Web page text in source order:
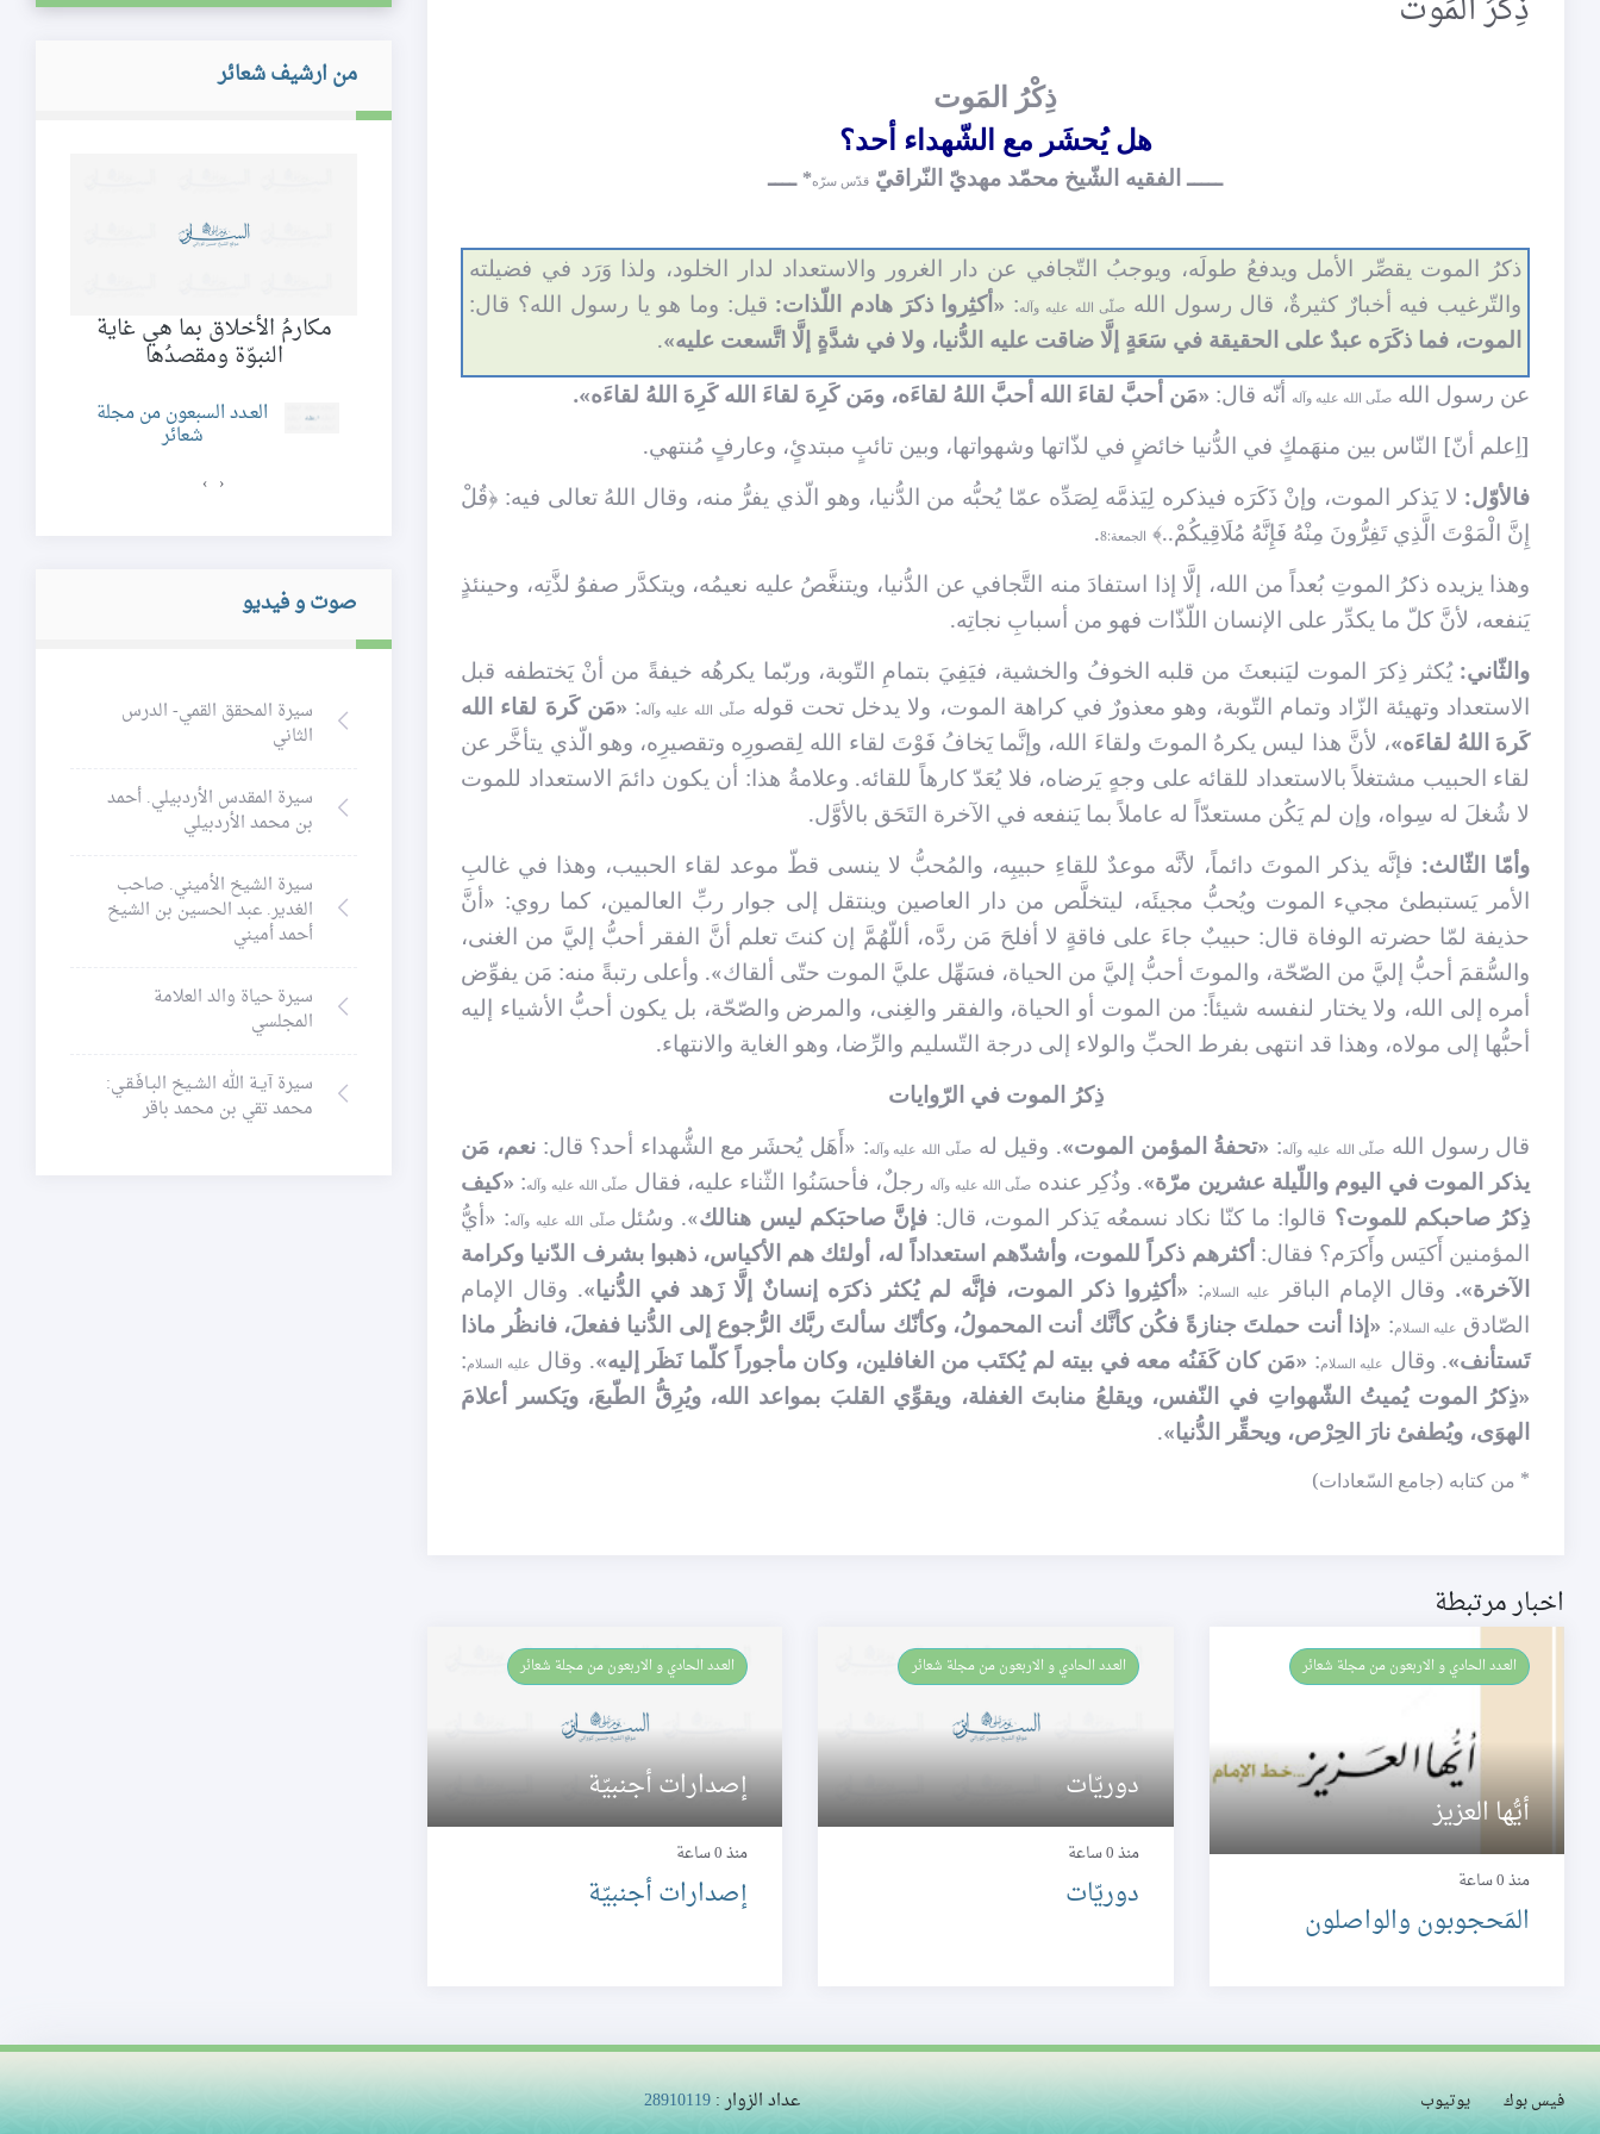
ذِكْرُ المَوت
هل يُحشَر مع الشّهداء أحد؟
ـــــ الفقيه الشّيخ محمّد مهديّ النّراقيّ قدّس سرّه* ــــ
ذكرُ الموت يقصِّر الأمل ويدفعُ طولَه، ويوجبُ التّجافي عن دار الغرور والاستعداد لدار الخلود، ولذا وَرَد في فضيلته
والتّرغيب فيه أخبارٌ كثيرةٌ، قال رسول الله صلّى الله عليه وآله: «أكثِروا ذكرَ هادم اللّذات: قيل: وما هو يا رسول الله؟ قال:
الموت، فما ذكَرَه عبدٌ على الحقيقة في سَعَةٍ إلَّا ضاقت عليه الدُّنيا، ولا في شدَّةٍ إلَّا اتَّسعت عليه».
عن رسول الله صلّى الله عليه وآله أنّه قال: «مَن أحبَّ لقاءَ الله أحبَّ اللهُ لقاءَه، ومَن كَرِهَ لقاءَ الله كَرِهَ اللهُ لقاءَه».
[اِعلم أنّ] النّاس بين منهَمكٍ في الدُّنيا خائضٍ في لذّاتها وشهواتها، وبين تائبٍ مبتدئٍ، وعارفٍ مُنتهي.
فالأوّل: لا يَذكر الموت، وإنْ ذَكَرَه فيذكره لِيَذمَّه لِصَدِّه عمّا يُحبُّه من الدُّنيا، وهو الّذي يفرُّ منه، وقال اللهُ تعالى فيه: ﴿قُلْ
إِنَّ الْمَوْتَ الَّذِي تَفِرُّونَ مِنْهُ فَإِنَّهُ مُلَاقِيكُمْ..﴾ الجمعة:8 .
وهذا يزيده ذكرُ الموتِ بُعداً من الله، إلَّا إذا استفادَ منه التَّجافي عن الدُّنيا، ويتنغَّصُ عليه نعيمُه، ويتكدَّر صفوُ لذَّتِه، وحينئذٍ
يَنفعه، لأنَّ كلّ ما يكدِّر على الإنسان اللّذّات فهو من أسبابِ نجاتِه.
والثّاني: يُكثر ذِكرَ الموت ليَنبعثَ من قلبه الخوفُ والخشية، فيَفِيَ بتمامِ التّوبة، وربّما يكرهُه خيفةً من أنْ يَختطفه قبل
الاستعداد وتهيئة الزّاد وتمام التّوبة، وهو معذورٌ في كراهة الموت، ولا يدخل تحت قولهصلّى الله عليه وآله: «مَن كَرهَ لقاء الله
كَرهَ اللهُ لقاءَه»، لأنَّ هذا ليس يكرهُ الموتَ ولقاءَ الله، وإنَّما يَخافُ فَوْتَ لقاء الله لِقصورِه وتقصيرِه، وهو الّذي يتأخَّر عن
لقاء الحبيب مشتغلاً بالاستعداد للقائه على وجهٍ يَرضاه، فلا يُعَدّ كارهاً للقائه. وعلامةُ هذا: أن يكون دائمَ الاستعداد للموت
لا شُغلَ له سِواه، وإن لم يَكُن مستعدّاً له عاملاً بما يَنفعه في الآخرة التَحَق بالأوَّل.
وأمّا الثّالث: فإنَّه يذكر الموتَ دائماً، لأنَّه موعدٌ للقاءِ حبيبِه، والمُحبُّ لا ينسى قطّ موعد لقاء الحبيب، وهذا في غالبِ
الأمر يَستبطئ مجيء الموت ويُحبُّ مجيئَه، ليتخلَّص من دار العاصين وينتقل إلى جوار ربِّ العالمين، كما روي: «أنَّ
حذيفة لمّا حضرته الوفاة قال: حبيبٌ جاءَ على فاقةٍ لا أفلحَ مَن ردَّه، أللّهُمَّ إن كنتَ تعلم أنَّ الفقر أحبُّ إليَّ من الغنى،
والسُّقمَ أحبُّ إليَّ من الصّحّة، والموتَ أحبُّ إليَّ من الحياة، فسَهِّل عليَّ الموت حتّى ألقاك». وأعلى رتبةً منه: مَن يفوِّض
أمره إلى الله، ولا يختار لنفسه شيئاً: من الموت أو الحياة، والفقر والغِنى، والمرض والصّحّة، بل يكون أحبُّ الأشياء إليه
أحبُّها إلى مولاه، وهذا قد انتهى بفرط الحبِّ والولاء إلى درجة التّسليم والرِّضا، وهو الغاية والانتهاء.
ذِكرُ الموت في الرّوايات
قال رسول الله صلّى الله عليه وآله: «تحفةُ المؤمن الموت». وقيل لهصلّى الله عليه وآله: «أَهَل يُحشَر مع الشُّهداء أحد؟ قال:نعم، مَن
يذكر الموت في اليوم واللّيلة عشرين مرّة». وذُكِر عنده صلّى الله عليه وآله رجلٌ، فأحسَنُوا الثّناء عليه، فقال صلّى الله عليه وآله: «كيف
ذِكرُ صاحبكم للموت؟ قالوا: ما كنّا نكاد نسمعُه يَذكر الموت، قال: فإنَّ صاحبَكم ليس هنالك». وسُئل صلّى الله عليه وآله: «أيُّ
المؤمنين أَكيَس وأَكرَم؟ فقال:أكثرهم ذكراً للموت، وأشدّهم استعداداً له، أولئك هم الأكياس، ذهبوا بشرف الدّنيا وكرامة
الآخرة». وقال الإمام الباقر عليه السلام: «أكثِروا ذكر الموت، فإنَّه لم يُكثر ذكرَه إنسانٌ إلَّا زَهد في الدُّنيا». وقال الإمام
الصّادق عليه السلام: «إذا أنت حملتَ جنازةً فكُن كأنَّك أنت المحمولُ، وكأنّك سألتَ ربَّك الرُّجوع إلى الدُّنيا ففعلَ، فانظُر ماذا
تَستأنف». وقال عليه السلام: «مَن كان كَفَنُه معه في بيته لم يُكتَب من الغافلين، وكان مأجوراً كلّما نَظَر إليه». وقال عليه السلام:
«ذِكرُ الموت يُميتُ الشّهواتِ في النّفس، ويقلعُ منابتَ الغفلة، ويقوِّي القلبَ بمواعد الله، ويُرِقُّ الطّبعَ، ويَكسر أعلامَ
الهوَى، ويُطفئ نارَ الحِرْص، ويحقِّر الدُّنيا».
* من كتابه (جامع السّعادات)
اخبار مرتبطة
العـدد الحادي و الاربعون من مجلة شعائر
أيُّها العزيز
منذ 0 ساعة
المَحجوبون والواصلون
العـدد الحادي و الاربعون من مجلة شعائر
دوريّات
منذ 0 ساعة
دوريّات
العـدد الحادي و الاربعون من مجلة شعائر
إصدارات أجنبيّة
منذ 0 ساعة
إصدارات أجنبيّة
من ارشيف شعائر
تاريخ و بلدان
العـدد الرابع و السبعون من
مجلة شعائر
في رثاء الإمام محمّد الجواد مكارمُ الأخلاق بما هي غاية
النبوّة ومقصدُها
العـدد السبعون من مجلة
شعائر
‹
›
صوت و فيديو
سيرة المحقق القمي- الدرس
الثاني
سيرة المقدس الأردبيلي. أحمد
بن محمد الأردبيلي
سيرة الشيخ الأميني. صاحب
الغدير. عبد الحسين بن الشيخ
أحمد أميني
سيرة حياة والد العلامة
المجلسي
سيرة آيـة الله الشـيخ البـافَـقـي:
محمد تقي بن محمد باقر
فيس بوك يوتيوب عداد الزوار :28910119